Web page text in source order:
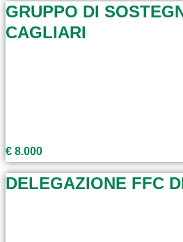
GRUPPO DI
CAGLIARI
€ 8.000
DELEGAZIONE FFC